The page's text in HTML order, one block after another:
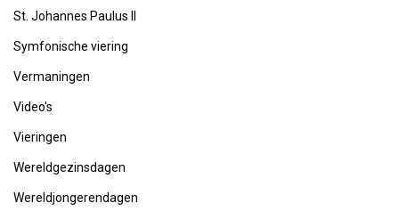
St. Johannes Paulus II
Symfonische viering
Vermaningen
Video's
Vieringen
Wereldgezinsdagen
Wereldjongerendagen